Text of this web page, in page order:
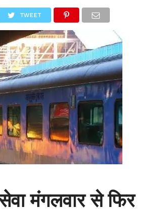
SPORTS SCIENCE POLITICS
TWEET
सेवा मंगलवार से फिर